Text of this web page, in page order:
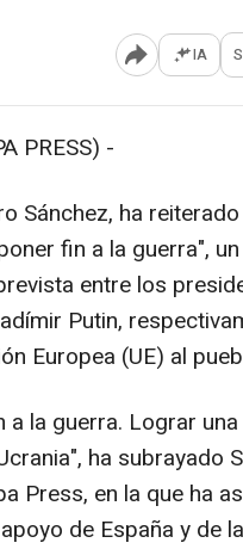
Abrir IA
PRESS) -
Sánchez, ha
fin a la guerra",
entre los
Putin,
Europea (UE) al
la guerra. Lograr
ha subrayado
Press, en la que ha
de España y de